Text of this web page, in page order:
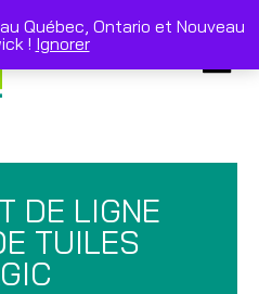
DE LIGNE
TUILES
Québec, Ontario et Nouveau
! Ignorer